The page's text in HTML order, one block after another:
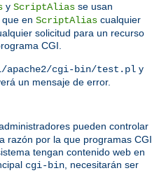
y ScriptAlias se usan
que en ScriptAlias cualquier
solicitud para un recurso
CGI.
cgi-bin/test.pl y
un mensaje de error.
pueden controlar
razón por la que programas CGI
tengan contenido web en
cgi-bin, necesitarán ser